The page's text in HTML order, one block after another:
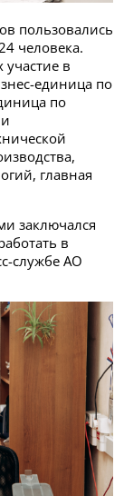
пользовались
человека.
в
единица по
по
главная
заключался
в
службе АО